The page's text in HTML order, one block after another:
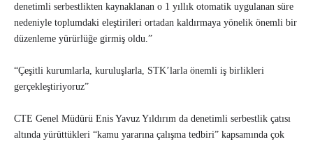
denetimli serbestlikten kaynaklanan o 1 yıllık otomatik uygulanan süre
nedeniyle toplumdaki eleştirileri ortadan kaldırmaya yönelik önemli bir
düzenleme yürürlüğe girmiş oldu.”
“Çeşitli kurumlarla, kuruluşlarla, STK’larla önemli iş birlikleri
gerçekleştiriyoruz”
CTE Genel Müdürü Enis Yavuz Yıldırım da denetimli serbestlik çatısı
altında yürüttükleri “kamu yararına çalışma tedbiri” kapsamında çok